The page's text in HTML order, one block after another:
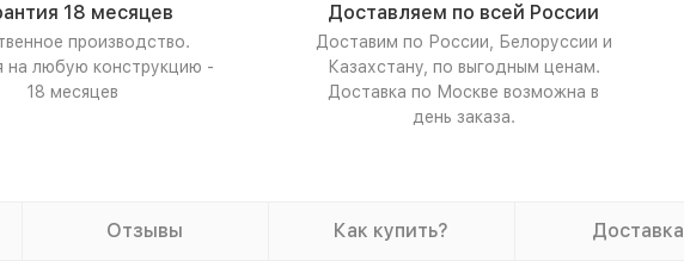
18 месяцев
производство.
на любую конструкцию -
18 месяцев
Доставляем по всей России
Доставим по России, Белоруссии и
Казахстану, по выгодным ценам.
Доставка по Москве возможна в
день заказа.
Отзывы Как купить? Доставка